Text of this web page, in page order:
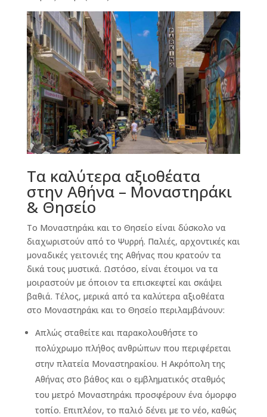
Τα καλύτερα αξιοθέατα
στην Αθήνα – Μοναστηράκι
& Θησείο
Το Μοναστηράκι και το Θησείο είναι δύσκολο να
διαχωριστούν από το Ψυρρή. Παλιές, αρχοντικές και
μοναδικές γειτονιές της Αθήνας που κρατούν τα
δικά τους μυστικά. Ωστόσο, είναι έτοιμοι να τα
μοιραστούν με όποιον τα επισκεφτεί και σκάψει
βαθιά. Τέλος, μερικά από τα καλύτερα αξιοθέατα
στο Μοναστηράκι και το Θησείο περιλαμβάνουν:
Απλώς σταθείτε και παρακολουθήστε το
πολύχρωμο πλήθος ανθρώπων που περιφέρεται
στην πλατεία Μοναστηρακίου. Η Ακρόπολη της
Αθήνας στο βάθος και ο εμβληματικός σταθμός
του μετρό Μοναστηράκι προσφέρουν ένα όμορφο
τοπίο. Επιπλέον, το παλιό δένει με το νέο, καθώς